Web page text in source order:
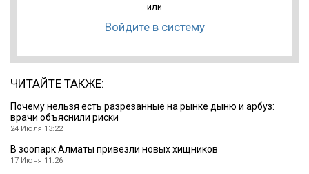
или
Войдите в систему
ЧИТАЙТЕ ТАКЖЕ:
Почему нельзя есть разрезанные на рынке дыню и арбуз:
врачи объяснили риски
24 Июля 13:22
В зоопарк Алматы привезли новых хищников
17 Июня 11:26